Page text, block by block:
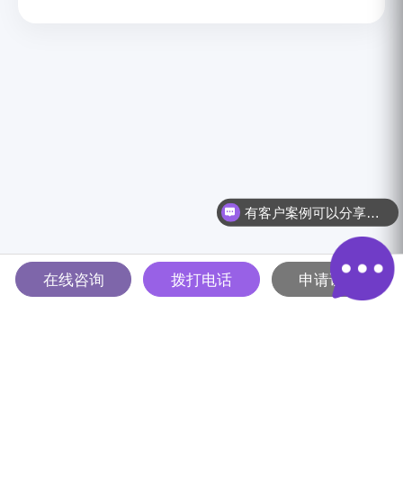
有客户案例可以分享吗？
在线咨询 拨打电话 申请试用